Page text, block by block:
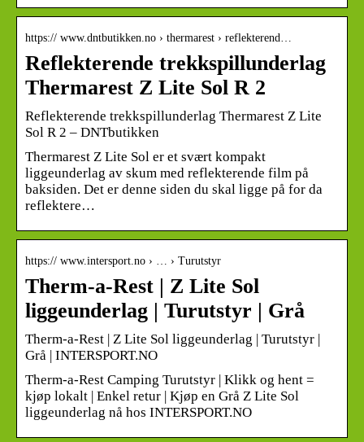
https:// www.dntbutikken.no › thermarest › reflekterend…
Reflekterende trekkspillunderlag
Thermarest Z Lite Sol R 2
Reflekterende trekkspillunderlag Thermarest Z Lite
Sol R 2 – DNTbutikken
Thermarest Z Lite Sol er et svært kompakt
liggeunderlag av skum med reflekterende film på
baksiden. Det er denne siden du skal ligge på for da
reflektere…
https:// www.intersport.no › … › Turutstyr
Therm-a-Rest | Z Lite Sol
liggeunderlag | Turutstyr | Grå
Therm-a-Rest | Z Lite Sol liggeunderlag | Turutstyr |
Grå | INTERSPORT.NO
Therm-a-Rest Camping Turutstyr | Klikk og hent =
kjøp lokalt | Enkel retur | Kjøp en Grå Z Lite Sol
liggeunderlag nå hos INTERSPORT.NO